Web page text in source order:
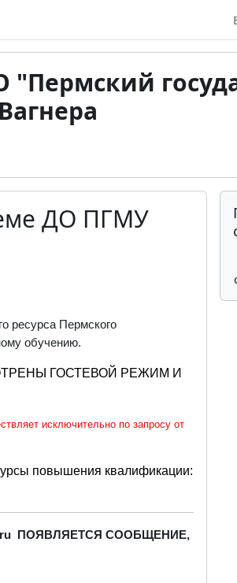
"Пермский
ДО ПГМУ
ресурса Пермского
обучению.
ГОСТЕВОЙ РЕЖИМ И
исключительно по запросу от
повышения квалификации:
ru ПОЯВЛЯЕТСЯ СООБЩЕНИЕ,